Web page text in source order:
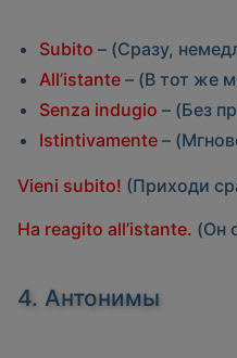
Subito – (Сразу,
All’istante – (В тот же
Senza indugio – (Без
Istintivamente –
Vieni subito! (Приходи
Ha reagito all’istante. (Он
4. Антонимы